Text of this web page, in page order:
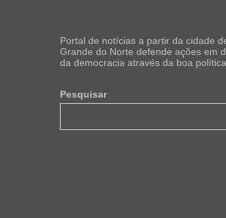
Portal de notícias a partir da cidade
Grande do Norte defende ações em
da democracia através da boa política
Pesquisar